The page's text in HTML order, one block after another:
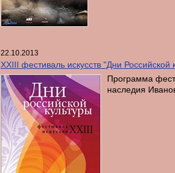
22.10.2013
XXIII фестиваль искусств "Дни Российской
Программа
наследия